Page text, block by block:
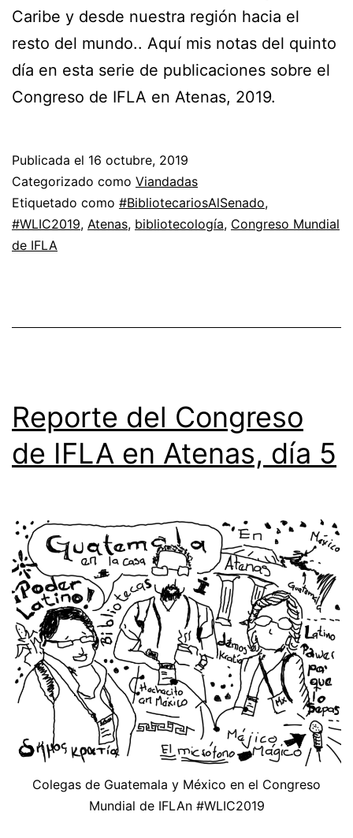
Caribe y desde nuestra región hacia el
resto del mundo.. Aquí mis notas del quinto
día en esta serie de publicaciones sobre el
Congreso de IFLA en Atenas, 2019.
Publicada el 16 octubre, 2019
Categorizado como Viandadas
Etiquetado como #BibliotecariosAlSenado,
#WLIC2019, Atenas, bibliotecología, Congreso Mundial
de IFLA
Reporte del Congreso
de IFLA en Atenas, día 5
Colegas de Guatemala y México en el Congreso
Mundial de IFLAn #WLIC2019